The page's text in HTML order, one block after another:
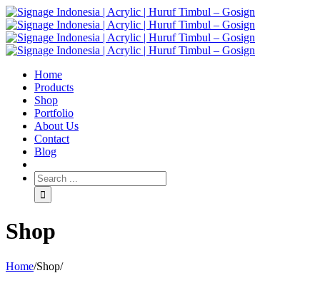
Home
Products
Shop
Portfolio
About Us
Contact
Blog
Shop
Home/Shop/